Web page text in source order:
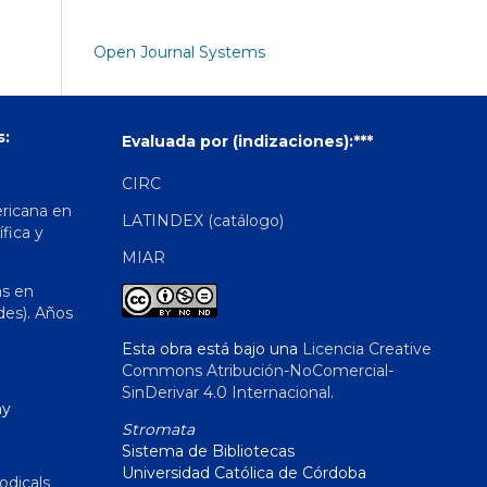
Open Journal Systems
en
y
en
Años
Evaluada por (indizaciones):***
CIRC
LATINDEX (catálogo)
MIAR
Esta obra está bajo una Licencia Creative
Commons Atribución-NoComercial-
SinDerivar 4.0 Internacional.
Stromata
Sistema de Bibliotecas
Universidad Católica de Córdoba